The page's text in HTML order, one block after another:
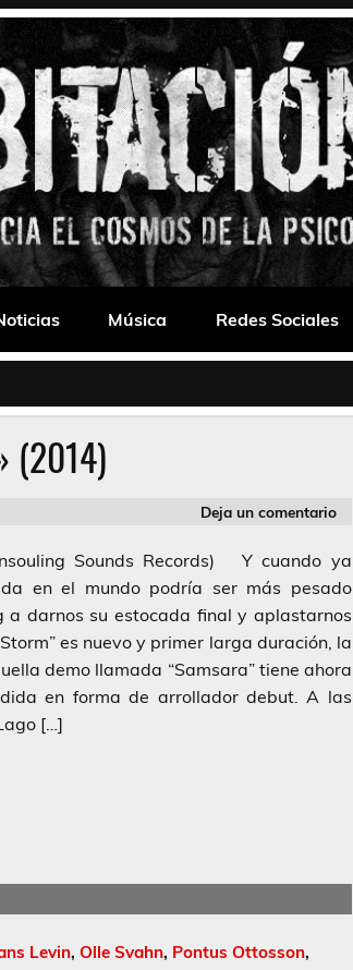
Música Redes Sociales
(2014)
Deja un comentario
Sounds Records) Y cuando ya
en el mundo podría ser más pesado
a darnos su estocada final y aplastarnos
es nuevo y primer larga duración, la
demo llamada “Samsara” tiene ahora
en forma de arrollador debut. A las
[…]
Levin, Olle Svahn, Pontus Ottosson,